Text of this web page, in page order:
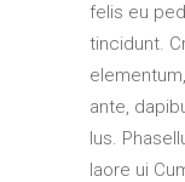
felis eu
tincidunt.
ante,
lus.
laore ui